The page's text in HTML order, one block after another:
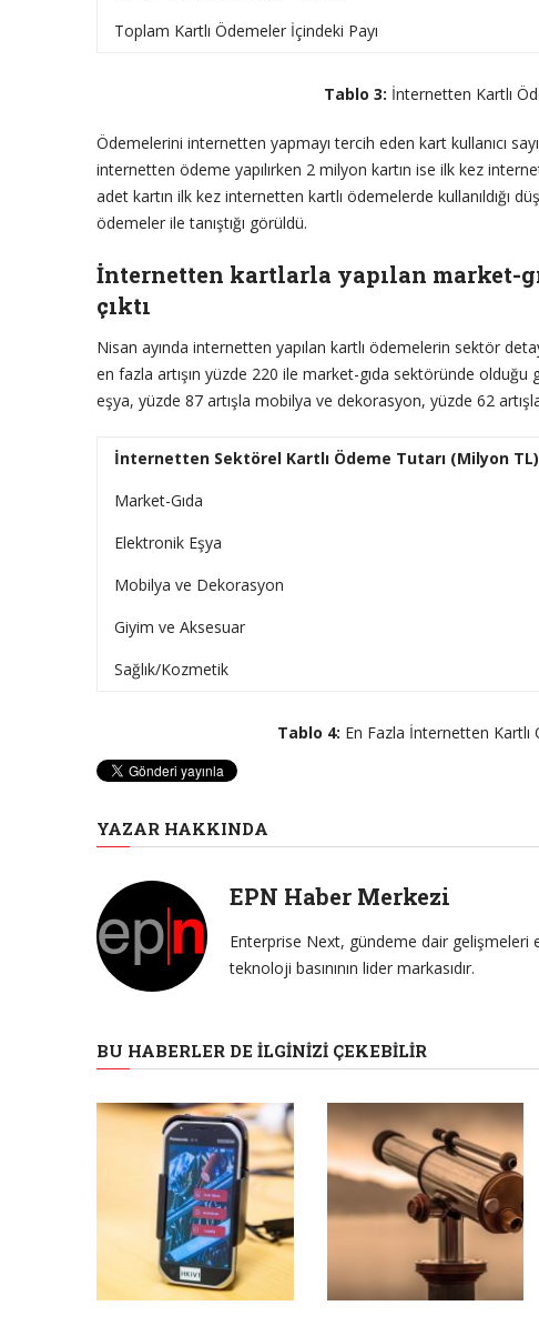
Toplam Kartlı Ödemeler İçindeki Payı
Tablo 3: İnternetten Kartlı
Ödemelerini internetten yapmayı tercih eden kart kullanıcı
internetten ödeme yapılırken 2 milyon kartın ise ilk kez
adet kartın ilk kez internetten kartlı ödemelerde kullanıldığı
ödemeler ile tanıştığı görüldü.
İnternetten kartlarla yapılan market-
çıktı
Nisan ayında internetten yapılan kartlı ödemelerin sektör
en fazla artışın yüzde 220 ile market-gıda sektöründe
eşya, yüzde 87 artışla mobilya ve dekorasyon, yüzde 62
İnternetten Sektörel Kartlı Ödeme Tutarı (Milyon TL)
Market-Gıda
Elektronik Eşya
Mobilya ve Dekorasyon
Giyim ve Aksesuar
Sağlık/Kozmetik
Tablo 4: En Fazla İnternetten Kartlı
YAZAR HAKKINDA
EPN Haber Merkezi
Enterprise Next, gündeme dair gelişmeleri
teknoloji basınının lider markasıdır.
BU HABERLER DE İLGINIZI ÇEKEBILIR